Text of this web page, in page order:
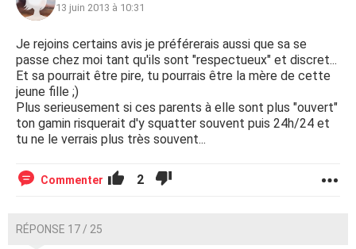
13 juin 2013 à 10:31
Je rejoins certains avis je préférerais aussi que sa se
passe chez moi tant qu'ils sont "respectueux" et discret...
Et sa pourrait être pire, tu pourrais être la mère de cette
jeune fille ;)
Plus serieusement si ces parents à elle sont plus "ouvert"
ton gamin risquerait d'y squatter souvent puis 24h/24 et
tu ne le verrais plus très souvent...
Commenter 2
RÉPONSE 17 / 25